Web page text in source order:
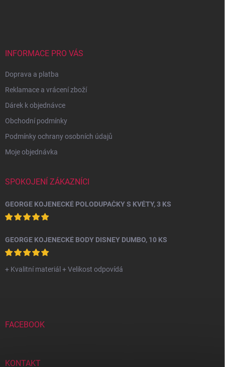
INFORMACE PRO VÁS
Doprava a platba
Reklamace a vrácení zboží
Dárek k objednávce
Obchodní podmínky
Podmínky ochrany osobních údajů
Moje objednávka
SPOKOJENÍ ZÁKAZNÍCI
GEORGE KOJENECKÉ POLODUPAČKY S KVĚTY, 3 KS
GEORGE KOJENECKÉ BODY DISNEY DUMBO, 10 KS
+ Kvalitní materiál + Velikost odpovídá
FACEBOOK
KONTAKT